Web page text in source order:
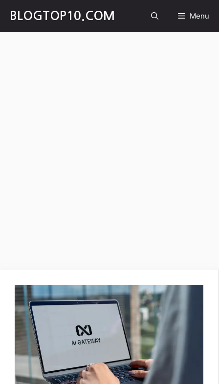
content
BLOGTOP10.COM Menu